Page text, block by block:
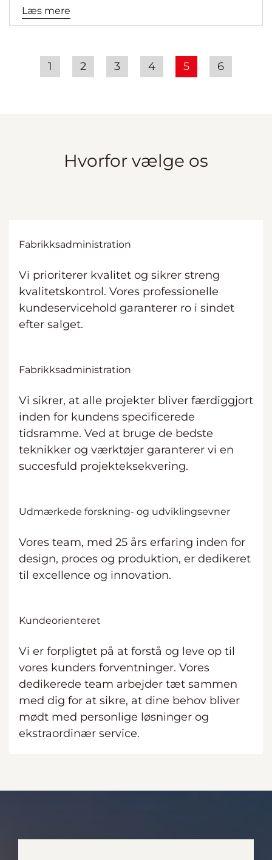
Læs mere
1 2 3 4 5 6
Hvorfor vælge os
Fabrikksadministration
Vi prioriterer kvalitet og sikrer streng
kvalitetskontrol. Vores professionelle
kundeservicehold garanterer ro i sindet
efter salget.
Fabrikksadministration
Vi sikrer, at alle projekter bliver færdiggjort
inden for kundens specificerede
tidsramme. Ved at bruge de bedste
teknikker og værktøjer garanterer vi en
succesfuld projekteksekvering.
Udmærkede forskning- og udviklingsevner
Vores team, med 25 års erfaring inden for
design, proces og produktion, er dedikeret
til excellence og innovation.
Kundeorienteret
Vi er forpligtet på at forstå og leve op til
vores kunders forventninger. Vores
dedikerede team arbejder tæt sammen
med dig for at sikre, at dine behov bliver
mødt med personlige løsninger og
ekstraordinær service.